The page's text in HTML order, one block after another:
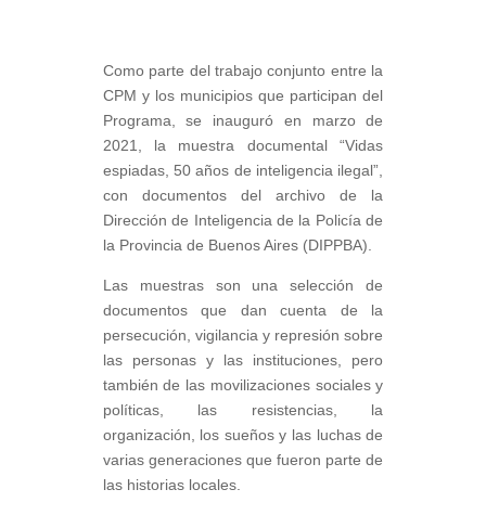
Como parte del trabajo conjunto entre la
CPM y los municipios que participan del
Programa, se inauguró en marzo de
2021, la muestra documental “Vidas
espiadas, 50 años de inteligencia ilegal”,
con documentos del archivo de la
Dirección de Inteligencia de la Policía de
la Provincia de Buenos Aires (DIPPBA).
Las muestras son una selección de
documentos que dan cuenta de la
persecución, vigilancia y represión sobre
las personas y las instituciones, pero
también de las movilizaciones sociales y
políticas, las resistencias, la
organización, los sueños y las luchas de
varias generaciones que fueron parte de
las historias locales.